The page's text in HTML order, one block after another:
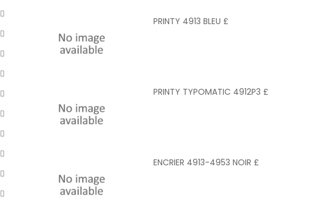
PRINTY 4913 BLEU £
PRINTY TYPOMATIC 4912P3 £
ENCRIER 4913-4953 NOIR £